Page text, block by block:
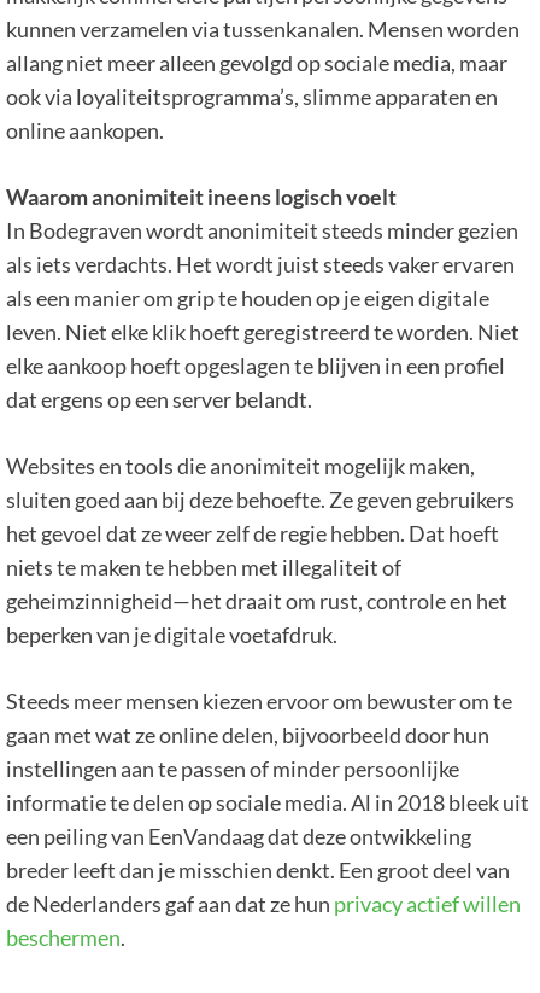
kunnen verzamelen via tussenkanalen. Mensen worden
allang niet meer alleen gevolgd op sociale media, maar
ook via loyaliteitsprogramma’s, slimme apparaten en
online aankopen.
Waarom anonimiteit ineens logisch voelt
In Bodegraven wordt anonimiteit steeds minder gezien
als iets verdachts. Het wordt juist steeds vaker ervaren
als een manier om grip te houden op je eigen digitale
leven. Niet elke klik hoeft geregistreerd te worden. Niet
elke aankoop hoeft opgeslagen te blijven in een profiel
dat ergens op een server belandt.
Websites en tools die anonimiteit mogelijk maken,
sluiten goed aan bij deze behoefte. Ze geven gebruikers
het gevoel dat ze weer zelf de regie hebben. Dat hoeft
niets te maken te hebben met illegaliteit of
geheimzinnigheid—het draait om rust, controle en het
beperken van je digitale voetafdruk.
Steeds meer mensen kiezen ervoor om bewuster om te
gaan met wat ze online delen, bijvoorbeeld door hun
instellingen aan te passen of minder persoonlijke
informatie te delen op sociale media. Al in 2018 bleek uit
een peiling van EenVandaag dat deze ontwikkeling
breder leeft dan je misschien denkt. Een groot deel van
de Nederlanders gaf aan dat ze hun privacy actief willen
beschermen.